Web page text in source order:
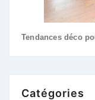
Tendances déco
Catégories